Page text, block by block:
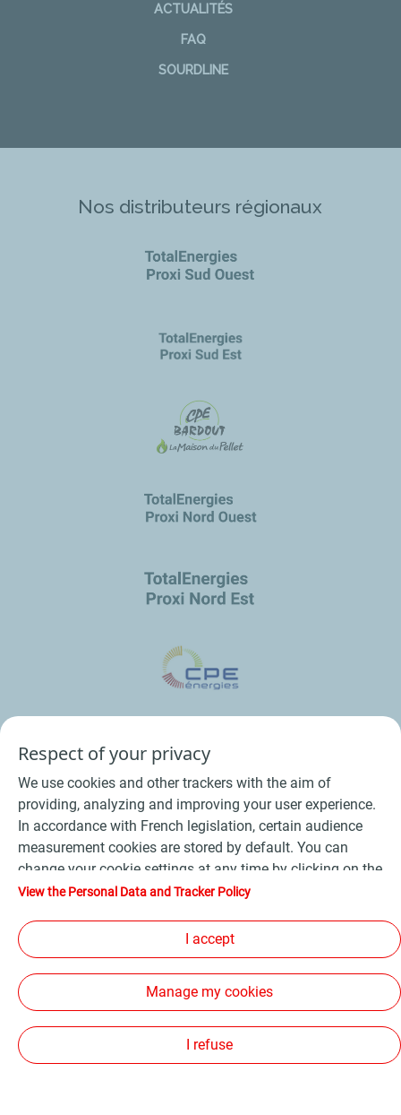
ACTUALITÉS
FAQ
SOURDLINE
Nos distributeurs régionaux
Conditions Générales de Vente Bois
Conditions Générales de Vente Produits Pétroliers -
Données personnelles - Conditions Générales d’Utilisation
Cookies - Plan du site -
Les sites de la compagnie TotalEnergies
Respect of your privacy
We use cookies and other trackers with the aim of
providing, analyzing and improving your user experience.
In accordance with French legislation, certain audience
measurement cookies are stored by default. You can
change your cookie settings at any time by clicking on the
"Manage my cookies" button. By clicking on the "Accept"
device. If you click on "Decline", only the technical cookies
required for the site to function correctly will be used. For
more information, refer to the "Personal Data and Tracker
Policy" page.
View the Personal Data and Tracker Policy
I accept
Manage my cookies
I refuse